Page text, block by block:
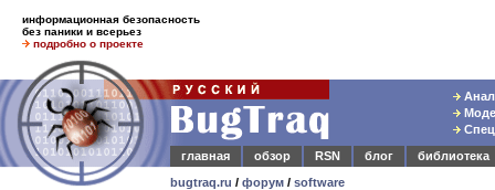
информационная безопасность
без паники и всерьез
подробно о проекте
главная
обзор RSN блог
библиотека
bugtraq.ru / форум / software